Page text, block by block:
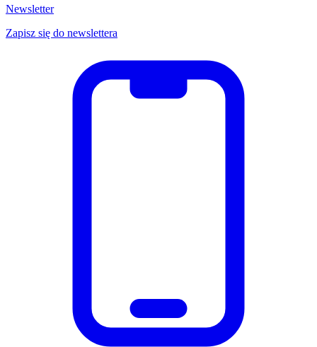
Newsletter
Zapisz się do newslettera